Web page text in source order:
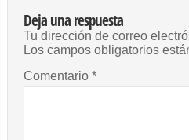
Deja una respuesta
Tu dirección de correo
Los campos obligatorios
Comentario *